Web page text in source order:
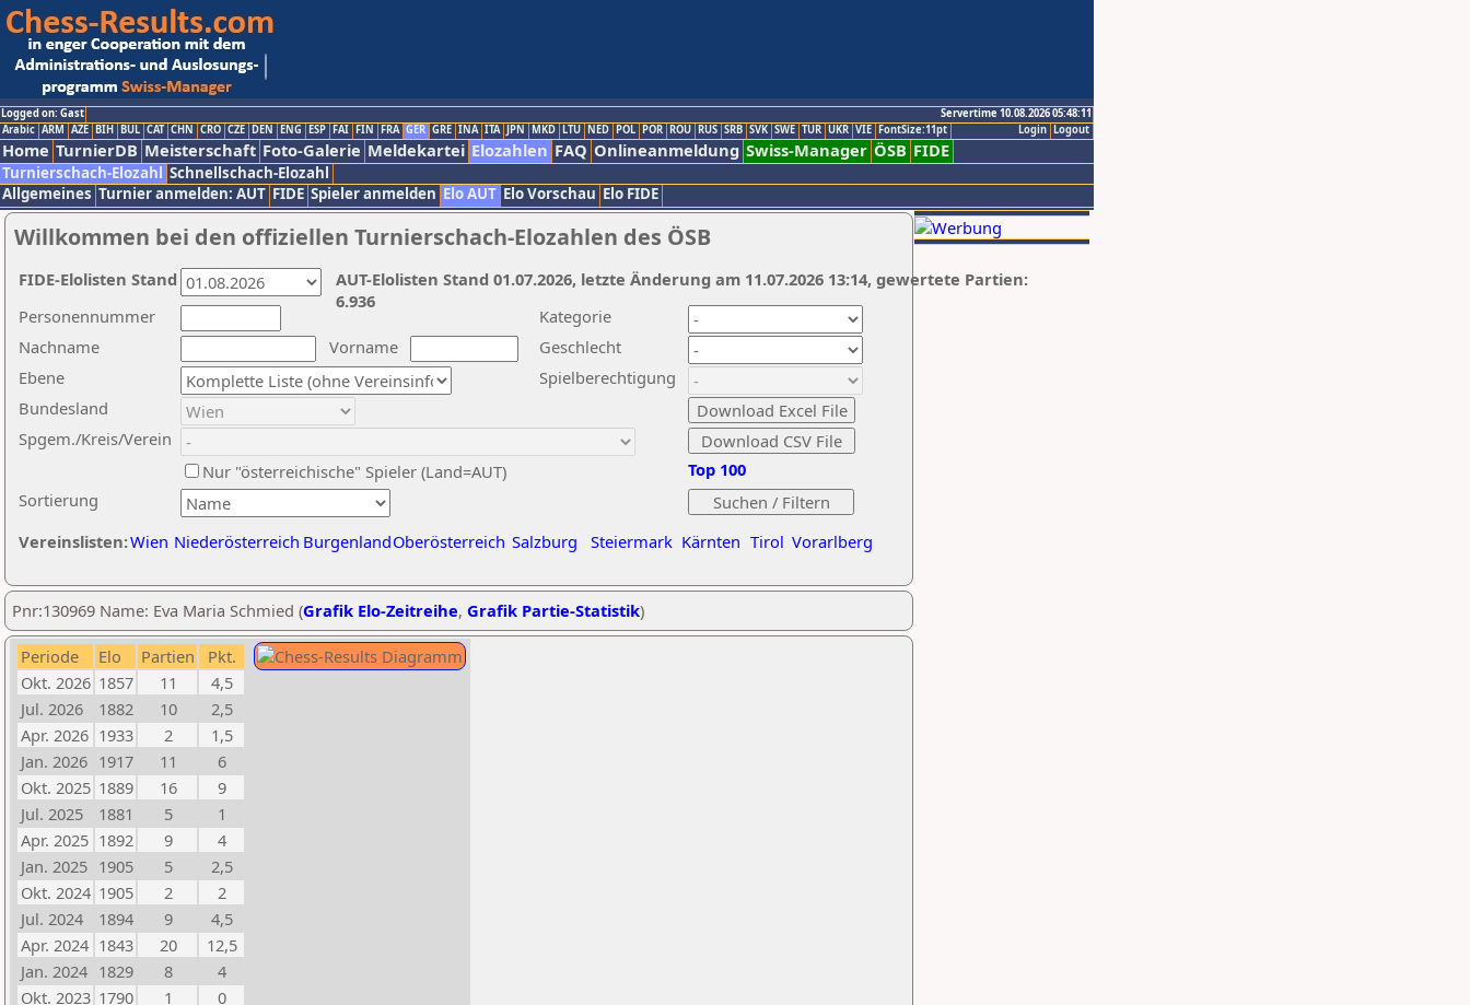
Logged on: Gast
Servertime 10.08.2026 05:48:11
Logout
Login
Arabic ARM AZE BIH BUL CAT CHN CRO CZE DEN ENG ESP FAI FIN FRA GER GRE INA ITA JPN MKD LTU NED POL POR ROU RUS SRB SVK SWE TUR UKR VIE FontSize:11pt
Home TurnierDB Meisterschaft Foto-Galerie Meldekartei Elozahlen FAQ Onlineanmeldung Swiss-Manager ÖSB FIDE
Turnierschach-Elozahl Schnellschach-Elozahl
Allgemeines Turnier anmelden: AUT FIDE Spieler anmelden Elo AUT Elo Vorschau Elo FIDE
Willkommen bei den offiziellen Turnierschach-Elozahlen des ÖSB
Nachname
Vorname
Ebene
Kategorie
Sortierung
Personennummer
Bundesland
Spgem./Kreis/Verein
Geschlecht
Nur "österreichische" Spieler (Land=AUT)
Spielberechtigung
Vereinslisten:Wien Niederösterreich BurgenlandOberösterreich Salzburg Steiermark Kärnten Tirol Vorarlberg
Top 100
AUT-Elolisten Stand 01.07.2026, letzte Änderung am 11.07.2026 13:14, gewertete Partien:
6.936
FIDE-Elolisten Stand
Pnr:130969 Name: Eva Maria Schmied (Grafik Elo-Zeitreihe, Grafik Partie-Statistik)
Periode Elo Partien
Pkt.
Okt. 2026 1857 11
4,5
Jul. 2026
1882 10
2,5
Apr. 2026 1933 2
1,5
Jan. 2026 1917 11
6
Okt. 2025 1889 16
9
Jul. 2025
1881 5
1
Apr. 2025 1892 9
4
Jan. 2025 1905 5
2,5
Okt. 2024 1905 2
2
Jul. 2024
1894 9
4,5
Apr. 2024 1843 20
12,5
Jan. 2024 1829 8
4
Okt. 2023 1790 1
0